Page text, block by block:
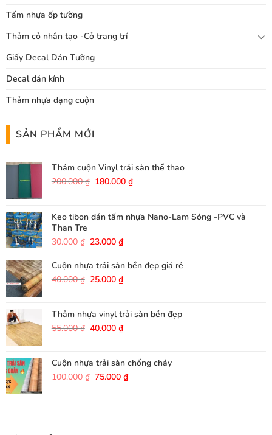
Tấm nhựa ốp tường
Thảm cỏ nhân tạo -Cỏ trang trí
Giấy Decal Dán Tường
Decal dán kính
Thảm nhựa dạng cuộn
SẢN PHẨM MỚI
Thảm cuộn Vinyl trải sàn thể thao
200.000₫ Giá
200.000 ₫.
180.000 ₫Giá
là:
180.000 ₫.
Keo tibon dán tấm nhựa Nano-Lam Sóng -PVC và
Than Tre
30.000₫ Giá
là:
30.000 ₫.
23.000 ₫Giá
tại
là:
23.000 ₫.
Cuộn nhựa trải sàn bền đẹp giá rẻ
40.000₫ Giá
40.000 ₫.
25.000 ₫Giá
là:
25.000 ₫.
Thảm nhựa vinyl trải sàn bền đẹp
55.000₫ Giá
55.000 ₫.
40.000 ₫Giá
là:
40.000 ₫.
Cuộn nhựa trải sàn chống cháy
100.000₫ Giá
75.000 ₫Giá